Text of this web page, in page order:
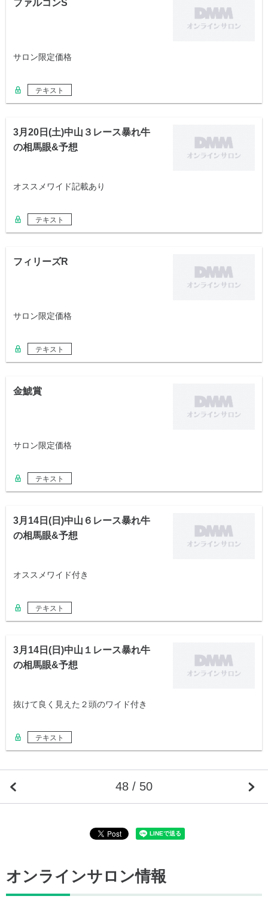
ファルコンS
サロン限定価格
テキスト
3月20日(土)中山３レース暴れ牛
の相馬眼&予想
オススメワイド記載あり
テキスト
フィリーズR
サロン限定価格
テキスト
金鯱賞
サロン限定価格
テキスト
3月14日(日)中山６レース暴れ牛
の相馬眼&予想
オススメワイド付き
テキスト
3月14日(日)中山１レース暴れ牛
の相馬眼&予想
抜けて良く見えた２頭のワイド付き
テキスト
48 / 50
オンラインサロン情報